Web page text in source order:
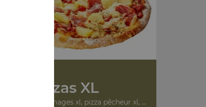
Nos Pizzas XL
xl, pizza 4 fromages xl, pizza pêcheur xl, ...